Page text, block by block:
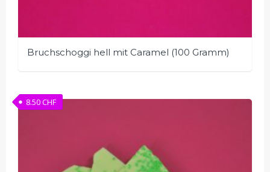
Bruchschoggi hell mit Caramel (100 Gramm)
8.50CHF